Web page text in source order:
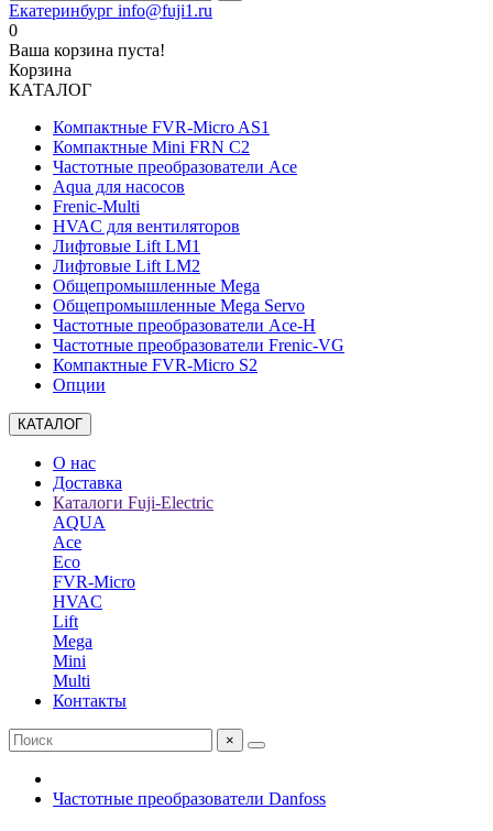
Екатеринбург info@fuji1.ru
0
Ваша корзина пуста!
Корзина
КАТАЛОГ
Компактные FVR-Micro AS1
Компактные Mini FRN C2
Частотные преобразователи Ace
Aqua для насосов
Frenic-Multi
HVAC для вентиляторов
Лифтовые Lift LM1
Лифтовые Lift LM2
Общепромышленные Mega
Общепромышленные Mega Servo
Частотные преобразователи Ace-H
Частотные преобразователи Frenic-VG
Компактные FVR-Micro S2
Опции
КАТАЛОГ
О нас
Доставка
Каталоги Fuji-Electric
AQUA
Ace
Eco
FVR-Micro
HVAC
Lift
Mega
Mini
Multi
Контакты
×
Частотные преобразователи Danfoss